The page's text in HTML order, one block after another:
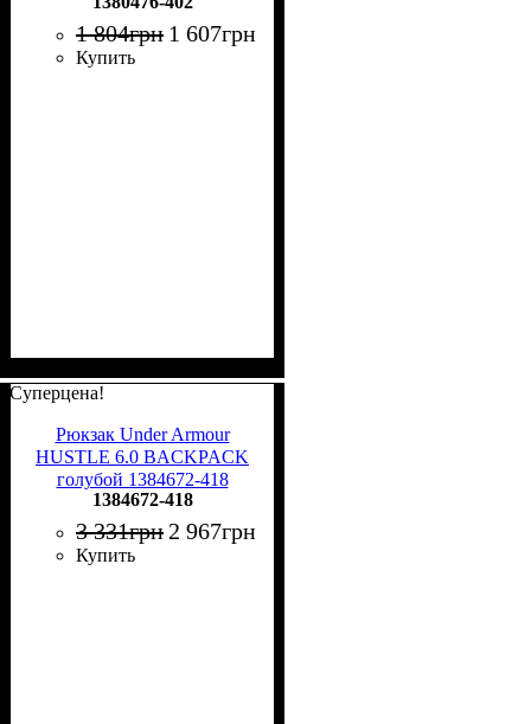
1380476-402
1 804грн 1 607грн
Купить
Суперцена!
Рюкзак Under Armour
HUSTLE 6.0 BACKPACK
голубой 1384672-418
1384672-418
3 331грн 2 967грн
Купить